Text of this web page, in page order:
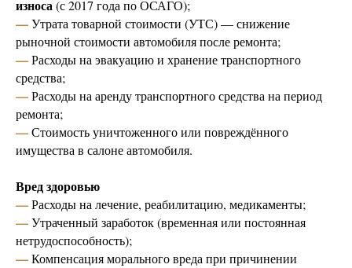
износа(с 2017 года по ОСАГО);
—Утрата товарной стоимости (УТС) — снижение
рыночной стоимости автомобиля после ремонта;
—Расходы на эвакуацию и хранение транспортного
средства;
—Расходы на аренду транспортного средства на период
ремонта;
—Стоимость уничтоженного или повреждённого
имущества в салоне автомобиля.
Вред здоровью
—Расходы на лечение, реабилитацию, медикаменты;
—Утраченный заработок (временная или постоянная
нетрудоспособность);
—Компенсация морального вреда при причинении